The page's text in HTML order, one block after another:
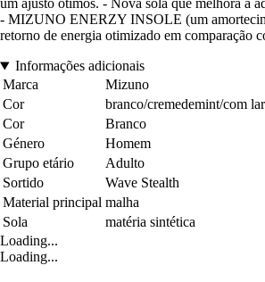
um ajusto ótimos. - Nova sola que melhora a
- MIZUNO ENERZY INSOLE (um
retorno de energia otimizado em comparação
Informações adicionais
Marca
Mizuno
Cor
branco/cremedemint/com
Cor
Branco
Género
Homem
Grupo etário
Adulto
Sortido
Wave Stealth
Material principal malha
Sola
matéria sintética
Loading...
Loading...